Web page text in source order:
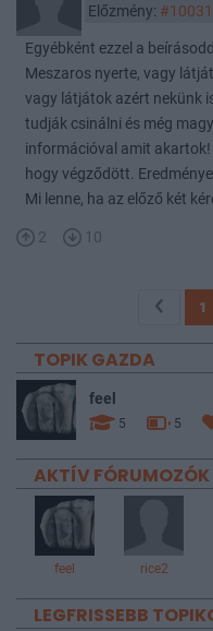
Előzmény:
Egyébként ezzel a
Meszaros nyerte, vagy
vagy látjátok azért nekünk
tudják csinálni és még
információval amit akartok!
hogy végződött.
Mi lenne, ha az előző két
2 10
1
TOPIK GAZDA
feel
5 5
AKTÍV FÓRUMOZÓK
feel rice2
LEGFRISSEBB